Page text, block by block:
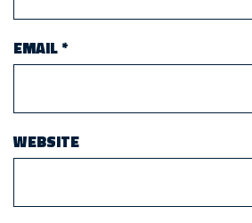
EMAIL*
WEBSITE